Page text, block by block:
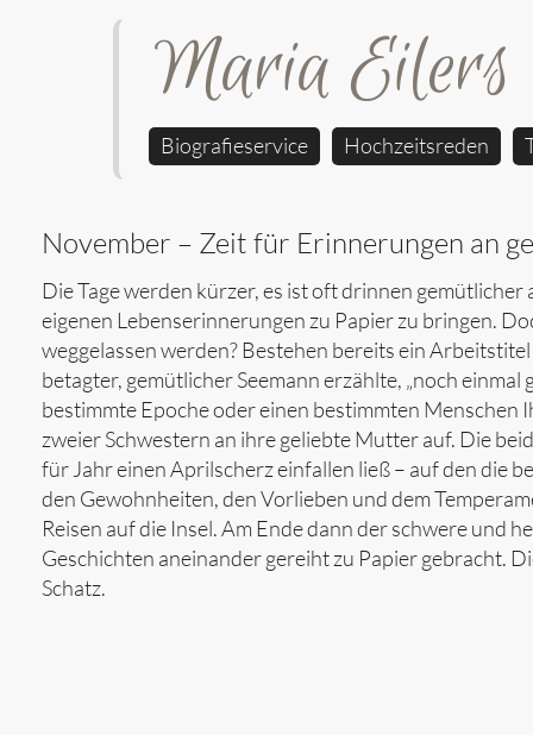
Biografieservice Hochzeitsreden
November – Zeit für Erinnerungen an
Die Tage werden kürzer, es ist oft drinnen
eigenen Lebenserinnerungen zu Papier zu bringen.
weggelassen werden? Bestehen bereits ein
betagter, gemütlicher Seemann erzählte, „noch
bestimmte Epoche oder einen bestimmten Menschen
zweier Schwestern an ihre geliebte Mutter auf. Die
für Jahr einen Aprilscherz einfallen ließ – auf den die
den Gewohnheiten, den Vorlieben und dem
Reisen auf die Insel. Am Ende dann der schwere und
Geschichten aneinander gereiht zu Papier gebracht.
Schatz.
Maria Eilers